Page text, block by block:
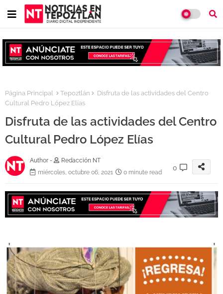
Página Principal Tepoztlán
Disfruta de las actividades del Centro
Cultural Pedro López Elías
Disfruta de las actividades del Centro
Cultural Pedro López Elías
Author -
Redacción NT
miércoles, octubre 06, 2021
0 minute read
0